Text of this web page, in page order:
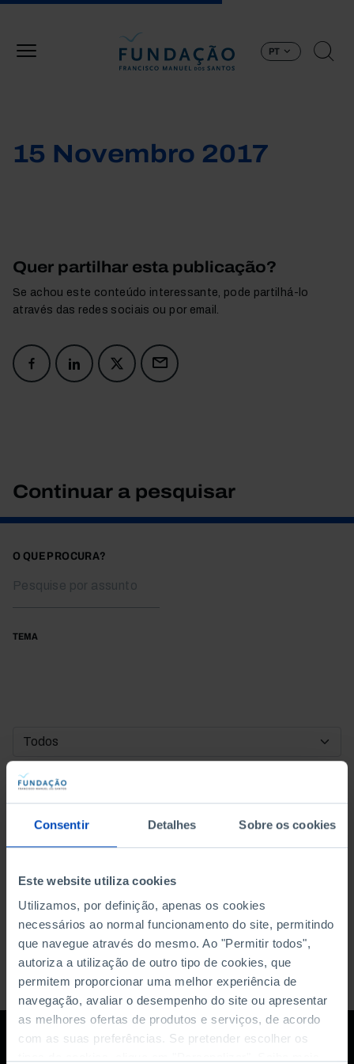
Consentir Detalhes Sobre os cookies
Este website utiliza cookies
Utilizamos, por definição, apenas os cookies
necessários ao normal funcionamento do site, permitindo
que navegue através do mesmo. Ao "Permitir todos",
autoriza a utilização de outro tipo de cookies, que
permitem proporcionar uma melhor experiência de
navegação, avaliar o desempenho do site ou apresentar
as melhores ofertas de produtos e serviços, de acordo
com as suas preferências. Se pretender escolher os
PT
15 Novembro 2017
Quer partilhar esta publicação?
Se achou este conteúdo interessante, pode partilhá-lo
através das redes sociais ou por email.
Continuar a pesquisar
O QUE PROCURA?
TEMA
DATA DE INÍCIO
DATA DE FIM